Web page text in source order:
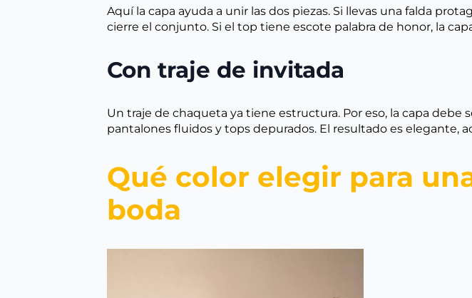
Aquí la capa ayuda a unir las dos piezas. Si llevas una falda
cierre el conjunto. Si el top tiene escote palabra de honor, la
Con traje de invitada
Un traje de chaqueta ya tiene estructura. Por eso, la capa
pantalones fluidos y tops depurados. El resultado es elegante,
Qué color elegir para
boda